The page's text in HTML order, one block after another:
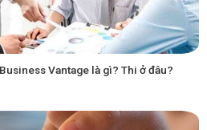
Vantage là gì? Thi ở đâu?